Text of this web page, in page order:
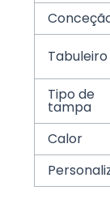
Tabuleiro
Tipo de
tampa
Calor